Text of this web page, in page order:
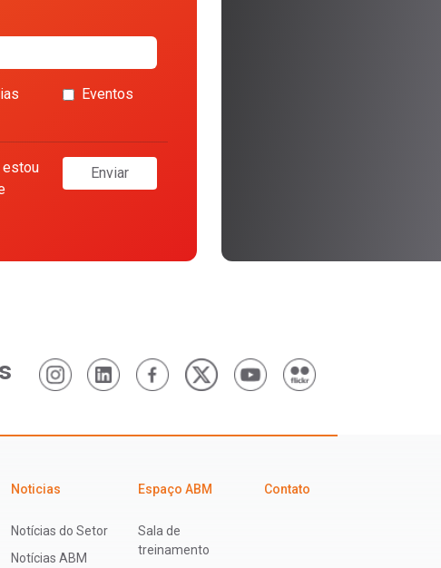
Eventos
Enviar
Noticias
Notícias do Setor
Notícias ABM
Espaço ABM
Sala de
treinamento
Contato